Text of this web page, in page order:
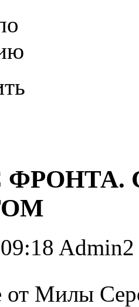
ФРОНТА.
Admin2
от Милы